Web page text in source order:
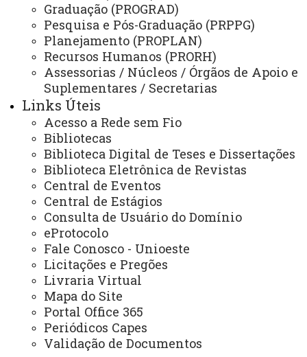
Graduação (PROGRAD)
Pesquisa e Pós-Graduação (PRPPG)
Planejamento (PROPLAN)
Recursos Humanos (PRORH)
Assessorias / Núcleos / Órgãos de Apoio e
Suplementares / Secretarias
Links Úteis
Acesso a Rede sem Fio
Bibliotecas
Biblioteca Digital de Teses e Dissertações
Biblioteca Eletrônica de Revistas
Central de Eventos
Central de Estágios
Consulta de Usuário do Domínio
eProtocolo
Fale Conosco - Unioeste
Licitações e Pregões
Livraria Virtual
Mapa do Site
Portal Office 365
Periódicos Capes
Validação de Documentos
Mapa do Site
Ouvidoria
Portal Office 365
Sistemas
Telefones
Webmail
REITORIA
Secretaria Geral
Gabinete Reitoria
Secretaria dos Conselhos Superiores
PRÓ-REITORIAS
Administração e Finanças
Extensão